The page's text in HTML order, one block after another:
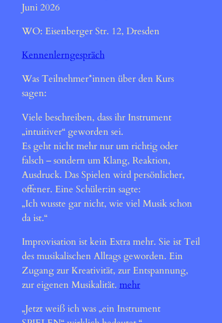
Juni 2026
WO: Eisenberger Str. 12, Dresden
Kennenlerngespräch
Was Teilnehmer*innen über den Kurs
sagen:
Viele beschreiben, dass ihr Instrument
„intuitiver“ geworden sei.
Es geht nicht mehr nur um richtig oder
falsch – sondern um Klang, Reaktion,
Ausdruck. Das Spielen wird persönlicher,
offener. Eine Schüler:in sagte:
„Ich wusste gar nicht, wie viel Musik schon
da ist.“
Improvisation ist kein Extra mehr. Sie ist Teil
des musikalischen Alltags geworden. Ein
Zugang zur Kreativität, zur Entspannung,
zur eigenen Musikalität. mehr
„Jetzt weiß ich was „ein Instrument